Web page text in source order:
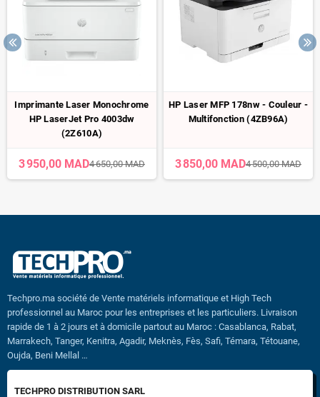
Imprimante Laser Monochrome
HP LaserJet Pro 4003dw
(2Z610A)
3 950,00 MAD4 650,00 MAD
HP Laser MFP 178nw - Couleur -
Multifonction (4ZB96A)
3 850,00 MAD4 500,00 MAD
Techpro.ma société de Vente matériels informatique et High Tech
professionnel au Maroc pour les entreprises et les particuliers. Livraison
rapide de 1 à 2 jours et à domicile partout au Maroc : Casablanca, Rabat,
Marrakech, Tanger, Kenitra, Agadir, Meknès, Fès, Safi, Témara, Tétouane,
Oujda, Beni Mellal …
TECHPRO DISTRIBUTION SARL